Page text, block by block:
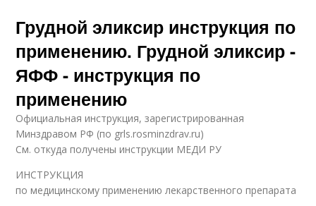
Грудной эликсир инструкция по
применению. Грудной эликсир -
ЯФФ - инструкция по
применению
Официальная инструкция, зарегистрированная
Минздравом РФ (по grls.rosminzdrav.ru)
См. откуда получены инструкции МЕДИ РУ
ИНСТРУКЦИЯ
по медицинскому применению лекарственного препарата